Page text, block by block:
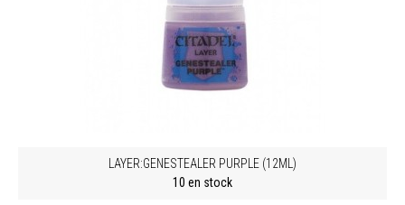
LAYER:GENESTEALER PURPLE (12ML)
10 en stock